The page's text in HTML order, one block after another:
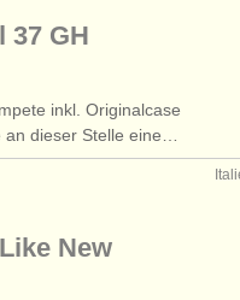
37 GH
inkl. Originalcase
dieser Stelle eine…
New